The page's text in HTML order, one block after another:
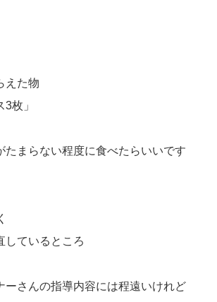
えた物
3枚」
たまらない程度に食べたらいいです
しているところ
ーさんの指導内容には程遠いけれど